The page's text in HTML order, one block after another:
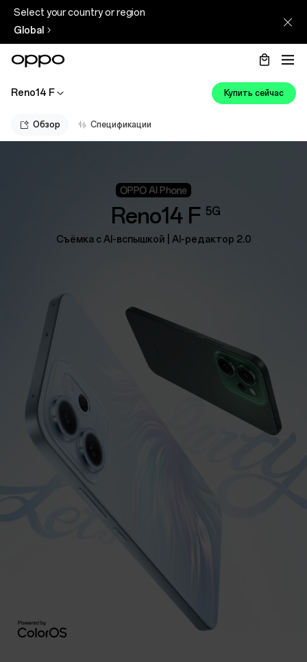
Select your country or region
Global
Reno14 F Купить сейчас
Обзор Спецификации
Reno14 F 5G
Cъёмка с AI-вспышкой | AI-редактор 2.0